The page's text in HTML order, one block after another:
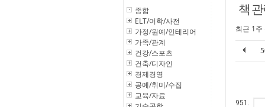
종합
ELT/어학/사전
가정/원예/인테리어
가족/관계
건강/스포츠
건축/디자인
경제경영
공예/취미/수집
교육/자료
책
최근 1
951.